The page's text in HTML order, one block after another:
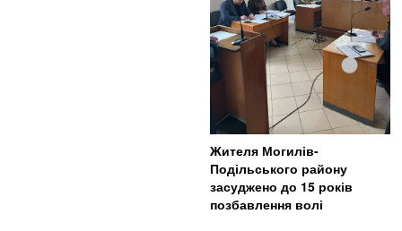
Жителя Могилів-
Подільського району
засуджено до 15 років
позбавлення волі